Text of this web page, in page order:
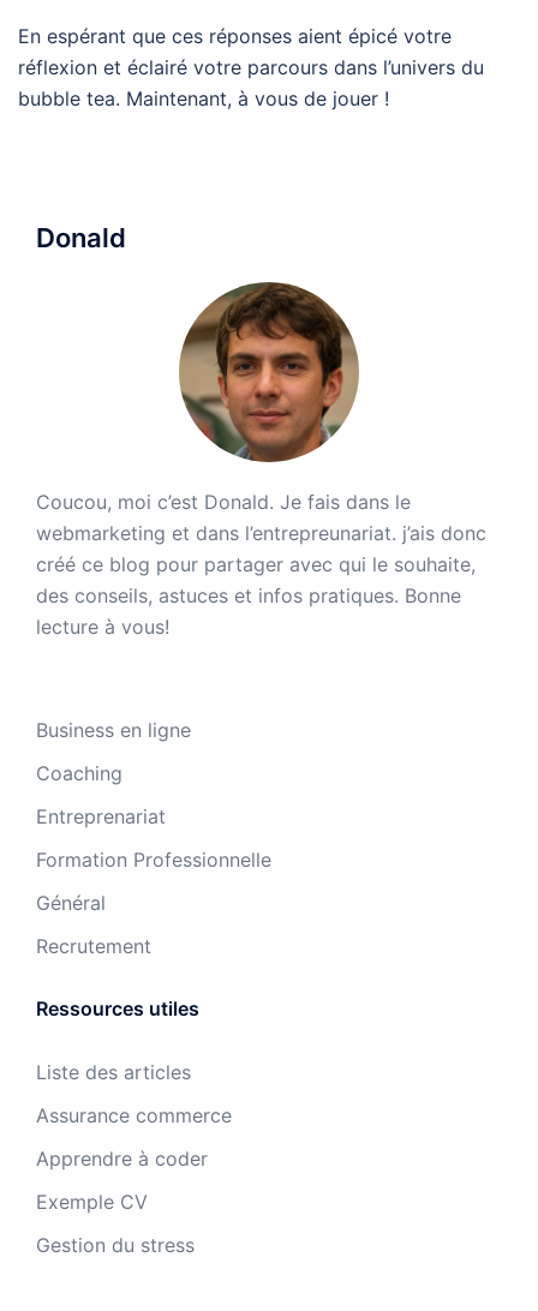
En espérant que ces réponses aient épicé votre
réflexion et éclairé votre parcours dans l’univers du
bubble tea. Maintenant, à vous de jouer !
Donald
Coucou, moi c’est Donald. Je fais dans le
webmarketing et dans l’entrepreunariat. j’ais donc
créé ce blog pour partager avec qui le souhaite,
des conseils, astuces et infos pratiques. Bonne
lecture à vous!
Business en ligne
Coaching
Entreprenariat
Formation Professionnelle
Général
Recrutement
Ressources utiles
Liste des articles
Assurance commerce
Apprendre à coder
Exemple CV
Gestion du stress